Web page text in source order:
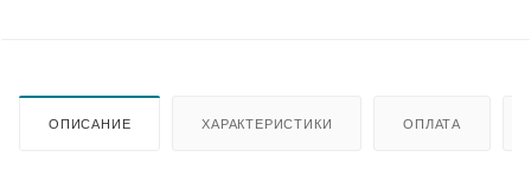
ОПИСАНИЕ ХАРАКТЕРИСТИКИ ОПЛАТА